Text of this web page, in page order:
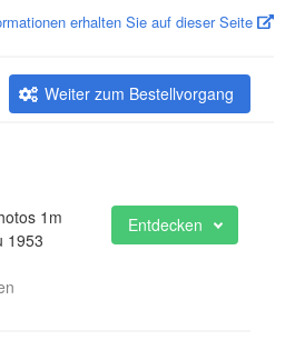
erhalten Sie auf dieser Seite
Weiter zum Bestellvorgang
1m
1953
Entdecken